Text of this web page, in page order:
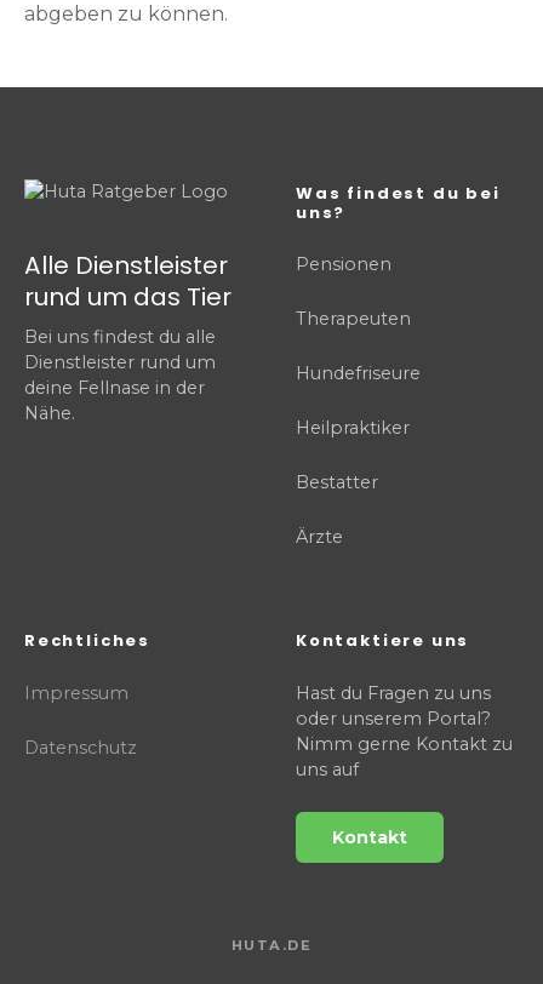
abgeben zu können.
Alle Dienstleister
rund um das Tier
Bei uns findest du alle
Dienstleister rund um
deine Fellnase in der
Nähe.
Was findest du bei
uns?
Pensionen
Therapeuten
Hundefriseure
Heilpraktiker
Bestatter
Ärzte
Rechtliches
Impressum
Datenschutz
Kontaktiere uns
Hast du Fragen zu uns
oder unserem Portal?
Nimm gerne Kontakt zu
uns auf
Kontakt
HUTA.DE